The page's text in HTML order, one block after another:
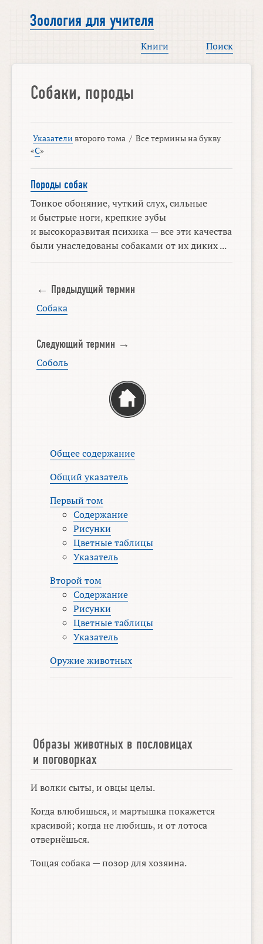
Зоология для учителя
Книги Поиск
Собаки, породы
Указатели второго тома / Все термины на букву
«С»
Породы собак
Тонкое обоняние, чуткий слух, сильные
и быстрые ноги, крепкие зубы
и высокоразвитая психика — все эти качества
были унаследованы собаками от их диких ...
← Предыдущий термин
Собака
Следующий термин →
Соболь
Общее содержание
Общий указатель
Первый том
Содержание
Рисунки
Цветные таблицы
Указатель
Второй том
Содержание
Рисунки
Цветные таблицы
Указатель
Оружие животных
Образы животных в пословицах
и поговорках
И волки сыты, и овцы целы.
Когда влюбишься, и мартышка покажется
красивой; когда не любишь, и от лотоса
отвернёшься.
Тощая собака — позор для хозяина.